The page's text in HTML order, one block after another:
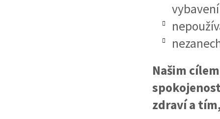
Našim
zdraví a